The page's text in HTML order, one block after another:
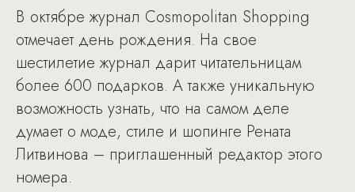
В октябре журнал Cosmopolitan Shopping
отмечает день рождения. На свое
шестилетие журнал дарит читательницам
более 600 подарков. А также уникальную
возможность узнать, что на самом деле
думает о моде, стиле и шопинге Рената
Литвинова – приглашенный редактор этого
номера.